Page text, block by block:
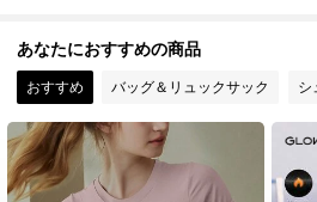
4.92
2.2M フォロワ
あなたにおすすめの商品
おすすめ バッグ＆リュックサック シ